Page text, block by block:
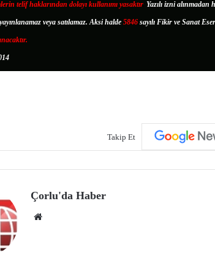
telif haklarından dolayı kullanımı yasaktır. Yazılı izni alınmadan
veya satılamaz. Aksi halde 5846 sayılı Fikir ve Sanat
Takip Et
Çorlu'da Haber